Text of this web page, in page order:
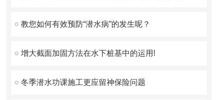
教您如何有效预防“潜水病”的发生呢？
增大截面加固方法在水下桩基中的运用!
冬季潜水功课施工更应留神保险问题